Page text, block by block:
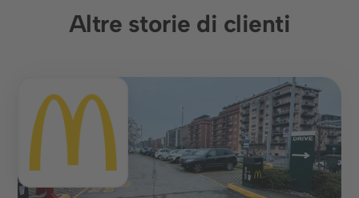
Altre storie di clienti
Gastronomia